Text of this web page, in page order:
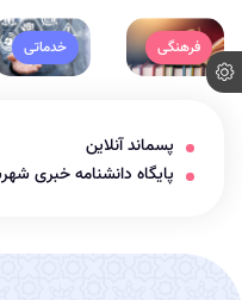
فرهنگی خدماتی
پسماند آنلاین
پایگاه دانشنامه خبری